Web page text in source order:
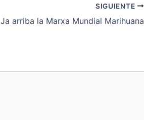
SIGUIENTE
Ja arriba la Marxa Mundial Marihuana